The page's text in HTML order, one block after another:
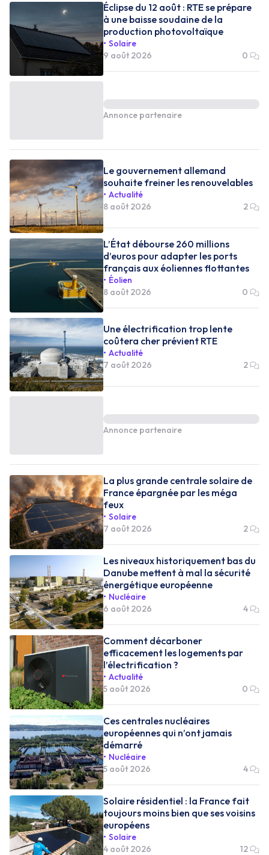
Éclipse du 12 août : RTE se prépare
à une baisse soudaine de la
production photovoltaïque
Solaire
9 août 2026
0
Annonce partenaire
Le gouvernement allemand
souhaite freiner les renouvelables
Actualité
8 août 2026
2
L’État débourse 260 millions
d’euros pour adapter les ports
français aux éoliennes flottantes
Éolien
8 août 2026
0
Une électrification trop lente
coûtera cher prévient RTE
Actualité
7 août 2026
2
Annonce partenaire
La plus grande centrale solaire de
France épargnée par les méga
feux
Solaire
7 août 2026
2
Les niveaux historiquement bas du
Danube mettent à mal la sécurité
énergétique européenne
Nucléaire
6 août 2026
4
Comment décarboner
efficacement les logements par
l’électrification ?
Actualité
5 août 2026
0
Ces centrales nucléaires
européennes qui n’ont jamais
démarré
Nucléaire
5 août 2026
4
Solaire résidentiel : la France fait
toujours moins bien que ses voisins
européens
Solaire
4 août 2026
12